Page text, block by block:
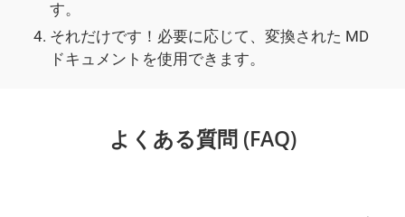
す。
それだけです！必要に応じて、変換された MD
ドキュメントを使用できます。
よくある質問 (FAQ)